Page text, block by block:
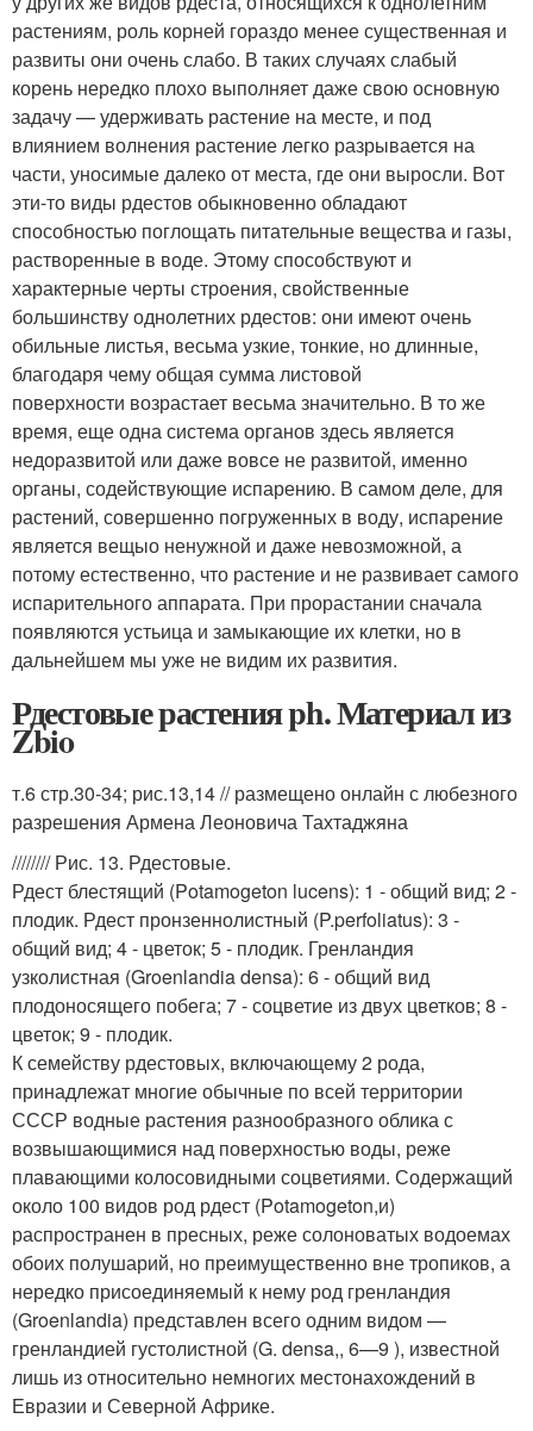
растениям, роль корней гораздо менее существенная и
развиты они очень слабо. В таких случаях слабый
корень нередко плохо выполняет даже свою основную
задачу — удерживать растение на месте, и под
влиянием волнения растение легко разрывается на
части, уносимые далеко от места, где они выросли. Вот
эти-то виды рдестов обыкновенно обладают
способностью поглощать питательные вещества и газы,
растворенные в воде. Этому способствуют и
характерные черты строения, свойственные
большинству однолетних рдестов: они имеют очень
обильные листья, весьма узкие, тонкие, но длинные,
благодаря чему общая сумма листовой
поверхности возрастает весьма значительно. В то же
время, еще одна система органов здесь является
недоразвитой или даже вовсе не развитой, именно
органы, содействующие испарению. В самом деле, для
растений, совершенно погруженных в воду, испарение
является вещыо ненужной и даже невозможной, а
потому естественно, что растение и не развивает самого
испарительного аппарата. При прорастании сначала
появляются устьица и замыкающие их клетки, но в
дальнейшем мы уже не видим их развития.
Рдестовые растения ph. Материал из
Zbio
т.6 стр.30-34; рис.13,14 // размещено онлайн с любезного
разрешения Армена Леоновича Тахтаджяна
//////// Рис. 13. Рдестовые.
Рдест блестящий (Potamogeton lucens): 1 - общий вид; 2 -
плодик. Рдест пронзеннолистный (P.perfoliatus): 3 -
общий вид; 4 - цветок; 5 - плодик. Гренландия
узколистная (Groenlandia densa): 6 - общий вид
плодоносящего побега; 7 - соцветие из двух цветков; 8 -
цветок; 9 - плодик.
К семейству рдестовых, включающему 2 рода,
принадлежат многие обычные по всей территории
СССР водные растения разнообразного облика с
возвышающимися над поверхностью воды, реже
плавающими колосовидными соцветиями. Содержащий
около 100 видов род рдест (Potamogeton,и)
распространен в пресных, реже солоноватых водоемах
обоих полушарий, но преимущественно вне тропиков, а
нередко присоединяемый к нему род гренландия
(Groenlandia) представлен всего одним видом —
гренландией густолистной (G. densa,, 6—9 ), известной
лишь из относительно немногих местонахождений в
Евразии и Северной Африке.